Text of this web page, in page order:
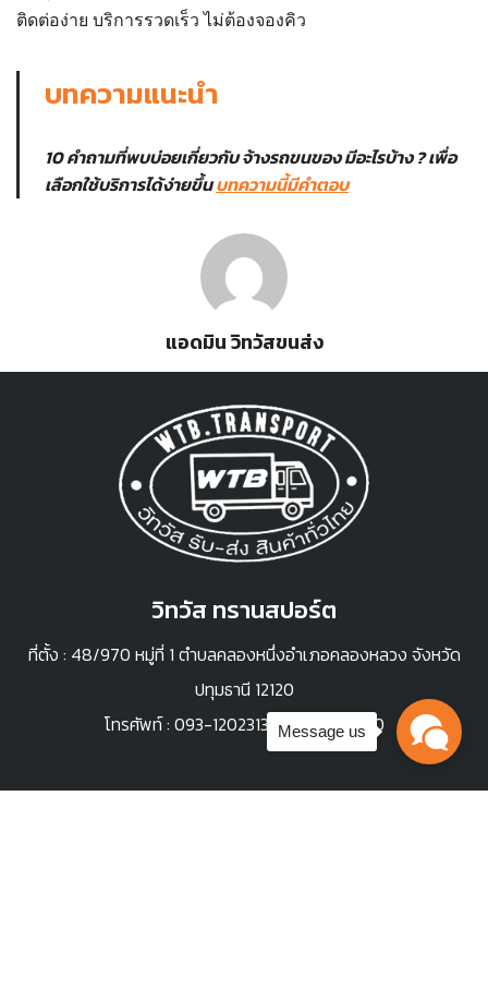
ติดต่อง่าย บริการรวดเร็ว ไม่ต้องจองคิว
บทความแนะนำ
10 คำถามที่พบบ่อยเกี่ยวกับ จ้างรถขนของ มีอะไรบ้าง ? เพื่อ
เลือกใช้บริการได้ง่ายขึ้นบทความนี้มีคำตอบ
แอดมิน วิทวัสขนส่ง
วิทวัส ทรานสปอร์ต
ที่ตั้ง : 48/970 หมู่ที่ 1 ตำบลคลองหนึ่งอำเภอคลองหลวง จังหวัด
ปทุมธานี 12120
โทรศัพท์ : 093-1202313 ,094-9423210
Message us